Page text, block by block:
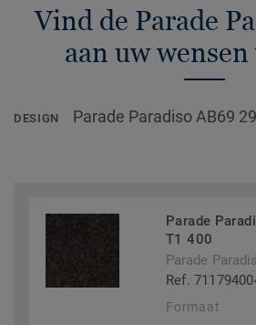
Vind de Parade
aan uw
DESIGN Parade Paradiso AB69
Parade
T1 400
Parade
Ref.
Formaat